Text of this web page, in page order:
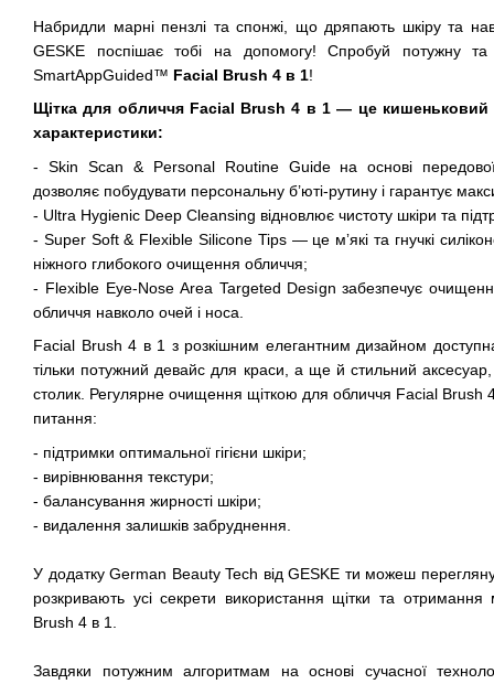
Набридли марні пензлі та спонжі, що дряпають шкіру та
GESKE поспішає тобі на допомогу! Спробуй потужну
SmartAppGuided™ Facial Brush 4 в 1!
Щітка для обличчя Facial Brush 4 в 1 — це кишеньковий
характеристики:
- Skin Scan & Personal Routine Guide на основі передової
дозволяє побудувати персональну б’юті-рутину і гарантує
- Ultra Hygienic Deep Cleansing відновлює чистоту шкіри та
- Super Soft & Flexible Silicone Tips — це мʼякі та гнучкі
ніжного глибокого очищення обличчя;
- Flexible Eye-Nose Area Targeted Design забезпечує
обличчя навколо очей і носа.
Facial Brush 4 в 1 з розкішним елегантним дизайном
тільки потужний девайс для краси, а ще й стильний аксесуар,
столик. Регулярне очищення щіткою для обличчя Facial Brush 4
питання:
- підтримки оптимальної гігієни шкіри;
- вирівнювання текстури;
- балансування жирності шкіри;
- видалення залишків забруднення.
У додатку German Beauty Tech від GESKE ти можеш
розкривають усі секрети використання щітки та отримання
Brush 4 в 1.
Завдяки потужним алгоритмам на основі сучасної